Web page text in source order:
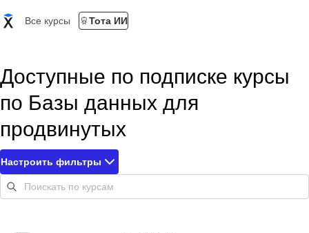
Все курсы Тота ИИ
Доступные по подписке курсы
по Базы данных для
продвинутых
Настроить фильтры